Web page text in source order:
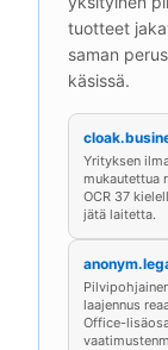
tuotteet
saman
käsissä.
Yrityksen
mukautettua
OCR 37
jätä laitetta.
laajennus
Office-